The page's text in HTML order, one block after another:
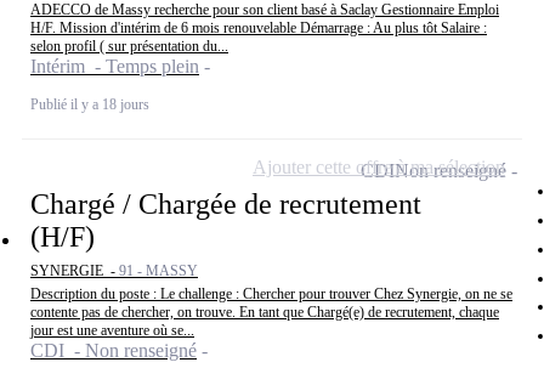
ADECCO de Massy recherche pour son client basé à Saclay Gestionnaire Emploi
H/F. Mission d'intérim de 6 mois renouvelable Démarrage : Au plus tôt Salaire :
selon profil ( sur présentation du...
Intérim - Temps plein
Publié il y a 18 jours
Chargé / Chargée de recrutement
(H/F)
SYNERGIE - 91 - MASSY
Description du poste : Le challenge : Chercher pour trouver Chez Synergie, on ne se
contente pas de chercher, on trouve. En tant que Chargé(e) de recrutement, chaque
jour est une aventure où se...
CDI - Non renseigné
CDINon renseigné
Ajouter cette offre à ma sélection